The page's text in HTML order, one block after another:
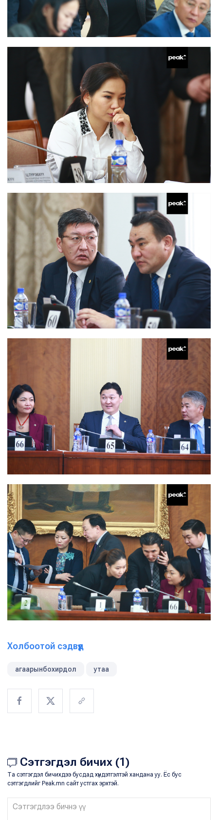
Холбоотой сэдвүүд
агаарынбохирдол утаа
Сэтгэгдэл бичих (1)
Та сэтгэгдэл бичихдээ бусдад хүндэтгэлтэй хандана уу. Ёс бус
сэтгэгдлийг Peak.mn сайт устгах эрхтэй.